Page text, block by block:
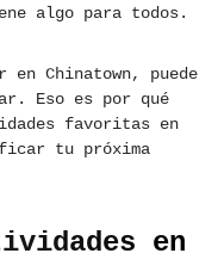
algo para todos.
en Chinatown, puede
Eso es por qué
favoritas en
tu próxima
en